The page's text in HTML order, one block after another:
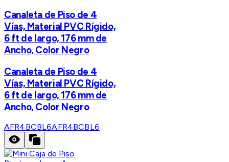
Canaleta de Piso de 4
Vías, Material PVC Rígido,
6 ft de largo, 176 mm de
Ancho, Color Negro
Canaleta de Piso de 4
Vías, Material PVC Rígido,
6 ft de largo, 176 mm de
Ancho, Color Negro
AFR4BCBL6AFR4BCBL6